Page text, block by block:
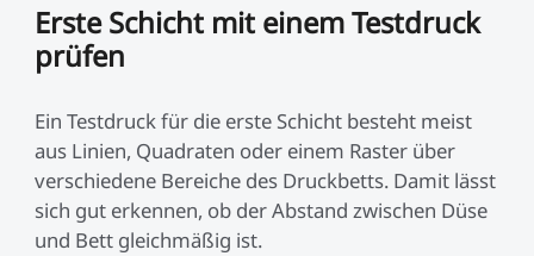
Erste Schicht mit einem Testdruck
prüfen
Ein Testdruck für die erste Schicht besteht meist
aus Linien, Quadraten oder einem Raster über
verschiedene Bereiche des Druckbetts. Damit lässt
sich gut erkennen, ob der Abstand zwischen Düse
und Bett gleichmäßig ist.